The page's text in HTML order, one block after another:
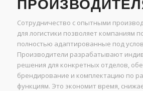
Сотрудничество с опытными
для логистики позволяет компаниям
полностью адаптированные под
Производители разрабатывают
решения для конкретных отделов,
брендирование и комплектацию по
функциям. Это экономит время,